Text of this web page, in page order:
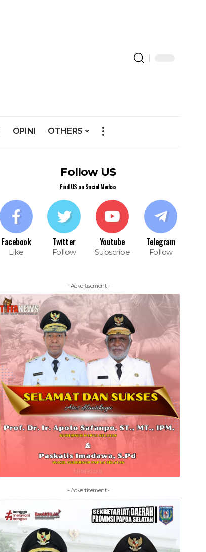
OPINI OTHERS
Follow US
Find US on Social Medias
Facebook
Like
Twitter
Follow
Youtube
Subscribe
Telegram
Follow
- Advertisement -
- Advertisement -